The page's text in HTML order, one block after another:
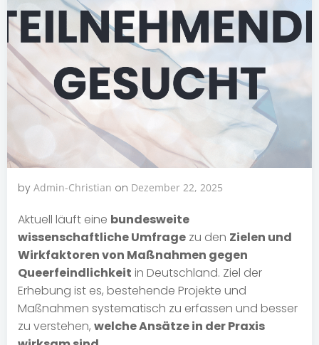
by Admin-Christian on Dezember 22, 2025
Aktuell läuft eine bundesweite
wissenschaftliche Umfrage zu den Zielen und
Wirkfaktoren von Maßnahmen gegen
Queerfeindlichkeit in Deutschland. Ziel der
Erhebung ist es, bestehende Projekte und
Maßnahmen systematisch zu erfassen und besser
zu verstehen, welche Ansätze in der Praxis